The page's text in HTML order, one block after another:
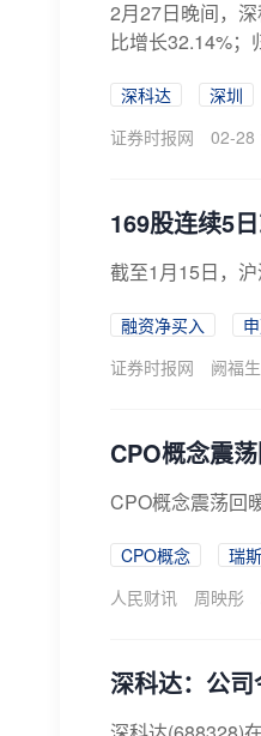
2月27日晚间，
比增长32.14%
深科达 深圳
证券时报网
02-28
169股连续5
截至1月15日，
融资净买入
证券时报网
阙福生
CPO概念震
CPO概念震荡回
CPO概念 瑞
人民财讯
周映彤
深科达：公